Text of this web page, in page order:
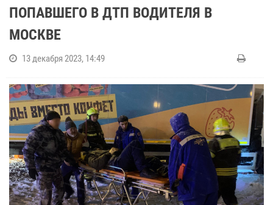
ПОПАВШЕГО В ДТП ВОДИТЕЛЯ В
МОСКВЕ
13 декабря 2023, 14:49